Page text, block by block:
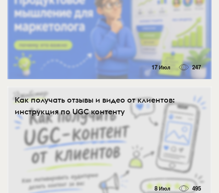
17 Июл 247
Как получать отзывы и видео от клиентов:
инструкция по UGC контенту
8 Июл 495